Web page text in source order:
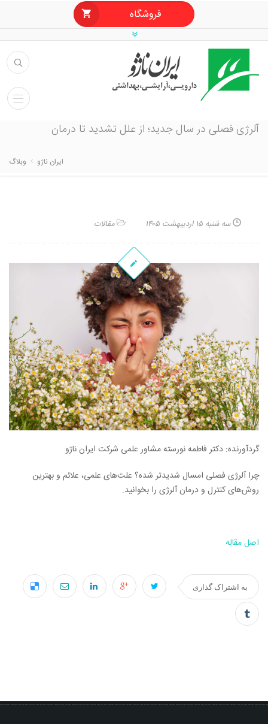
فروشگاه
آلرژی فصلی در سال جدید؛ از علل تشدید تا درمان
ایران ناژو وبلاگ
سه شنبه ۱۵ اردیبهشت ۱۴۰۵ مقالات
گردآورنده: دکتر فاطمه نورسته مشاور علمی شرکت ایران ناژو
چرا آلرژی فصلی امسال شدیدتر شده؟ علت‌های علمی، علائم و بهترین
روش‌های کنترل و درمان آلرژی را بخوانید.
اصل مقاله
به اشتراک گذاری